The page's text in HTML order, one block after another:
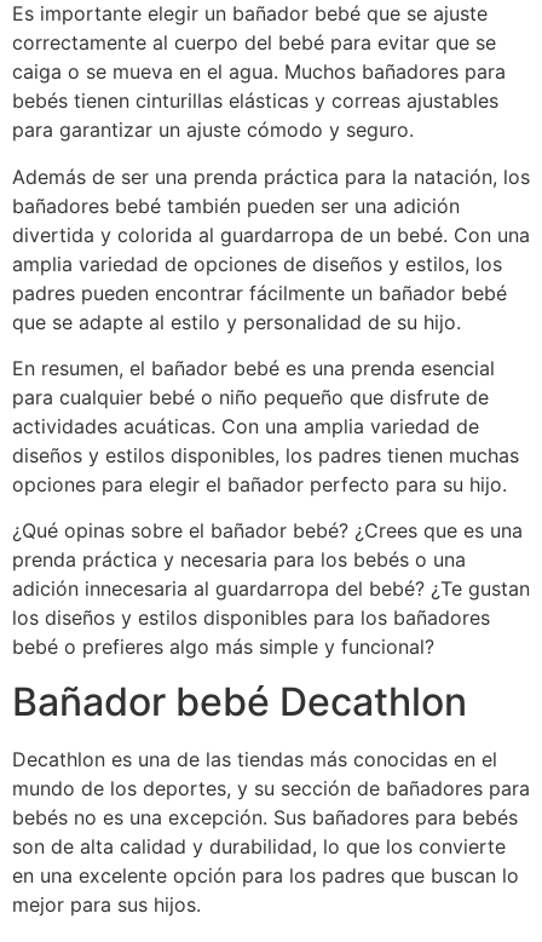
Es importante elegir un bañador bebé que se ajuste
correctamente al cuerpo del bebé para evitar que se
caiga o se mueva en el agua. Muchos bañadores para
bebés tienen cinturillas elásticas y correas ajustables
para garantizar un ajuste cómodo y seguro.
Además de ser una prenda práctica para la natación, los
bañadores bebé también pueden ser una adición
divertida y colorida al guardarropa de un bebé. Con una
amplia variedad de opciones de diseños y estilos, los
padres pueden encontrar fácilmente un bañador bebé
que se adapte al estilo y personalidad de su hijo.
En resumen, el bañador bebé es una prenda esencial
para cualquier bebé o niño pequeño que disfrute de
actividades acuáticas. Con una amplia variedad de
diseños y estilos disponibles, los padres tienen muchas
opciones para elegir el bañador perfecto para su hijo.
¿Qué opinas sobre el bañador bebé? ¿Crees que es una
prenda práctica y necesaria para los bebés o una
adición innecesaria al guardarropa del bebé? ¿Te gustan
los diseños y estilos disponibles para los bañadores
bebé o prefieres algo más simple y funcional?
Bañador bebé Decathlon
Decathlon es una de las tiendas más conocidas en el
mundo de los deportes, y su sección de bañadores para
bebés no es una excepción. Sus bañadores para bebés
son de alta calidad y durabilidad, lo que los convierte
en una excelente opción para los padres que buscan lo
mejor para sus hijos.